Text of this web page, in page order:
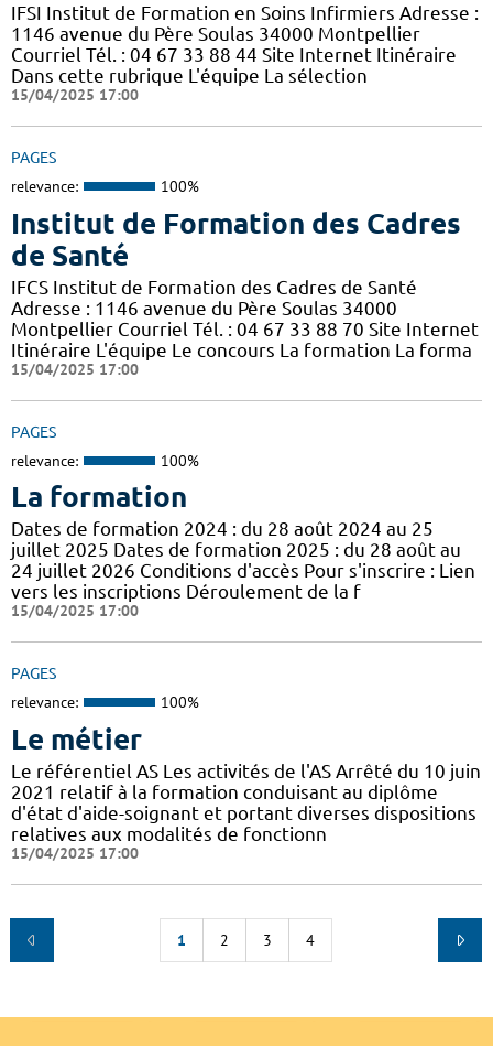
IFSI Institut de Formation en Soins Infirmiers Adresse :
1146 avenue du Père Soulas 34000 Montpellier
Courriel Tél. : 04 67 33 88 44 Site Internet Itinéraire
Dans cette rubrique L'équipe La sélection
15/04/2025 17:00
PAGES
relevance: 100%
Institut de Formation des Cadres
de Santé
IFCS Institut de Formation des Cadres de Santé
Adresse : 1146 avenue du Père Soulas 34000
Montpellier Courriel Tél. : 04 67 33 88 70 Site Internet
Itinéraire L'équipe Le concours La formation La forma
15/04/2025 17:00
PAGES
relevance: 100%
La formation
Dates de formation 2024 : du 28 août 2024 au 25
juillet 2025 Dates de formation 2025 : du 28 août au
24 juillet 2026 Conditions d'accès Pour s'inscrire : Lien
vers les inscriptions Déroulement de la f
15/04/2025 17:00
PAGES
relevance: 100%
Le métier
Le référentiel AS Les activités de l'AS Arrêté du 10 juin
2021 relatif à la formation conduisant au diplôme
d'état d'aide-soignant et portant diverses dispositions
relatives aux modalités de fonctionn
15/04/2025 17:00
1 2 3 4